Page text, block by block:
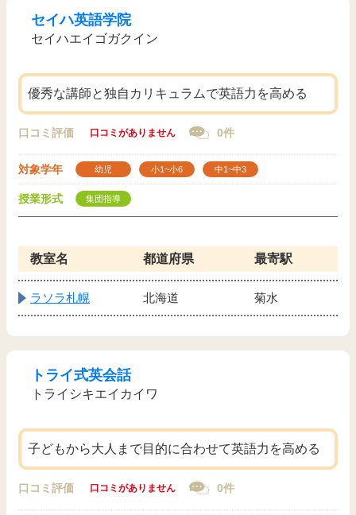
セイハ英語学院
セイハエイゴガクイン
優秀な講師と独自カリキュラムで英語力を高める
口コミ評価 口コミがありません 0件
対象学年 幼児 小1~小6 中1~中3
授業形式 集団指導
教室名 都道府県 最寄駅
ラソラ札幌 北海道 菊水
トライ式英会話
トライシキエイカイワ
子どもから大人まで目的に合わせて英語力を高める
口コミ評価 口コミがありません 0件